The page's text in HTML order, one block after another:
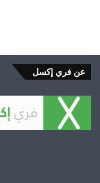
عن فري إكسل